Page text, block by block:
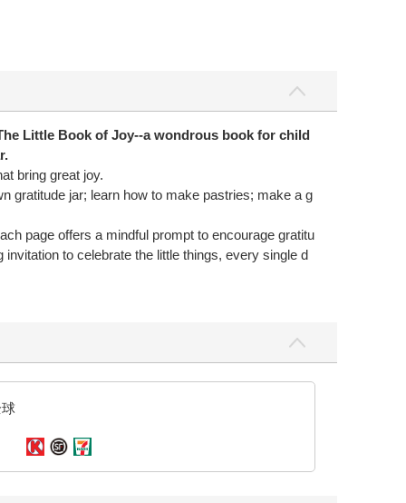
Little Book of Joy--a wondrous book for child
bring great joy.
gratitude jar; learn how to make pastries; make a g
page offers a mindful prompt to encourage gratitu
to celebrate the little things, every single d